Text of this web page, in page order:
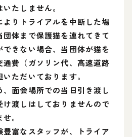
たしません。
りトライアルを中断した場
体まで保護猫を連れてきて
きない場合、当団体が猫を
費（ガソリン代、高速道路
ただいております。
面会場所での当日引き渡し
渡しはしておりませんので
。
富なスタッフが、トライア